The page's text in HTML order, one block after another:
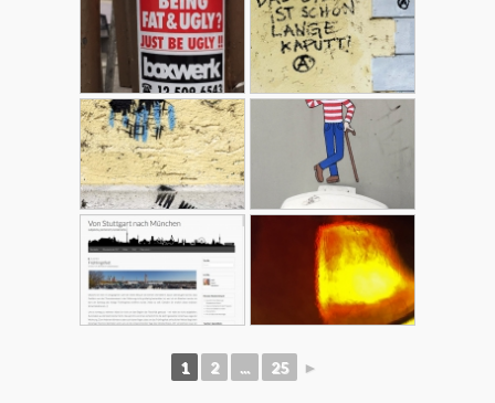
1 2 ... 25 ►